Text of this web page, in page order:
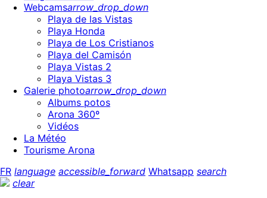
Webcamsarrow_drop_down
Playa de las Vistas
Playa Honda
Playa de Los Cristianos
Playa del Camisón
Playa Vistas 2
Playa Vistas 3
Galerie photoarrow_drop_down
Albums potos
Arona 360º
Vidéos
La Météo
Tourisme Arona
FR language accessible_forward Whatsapp search
clear